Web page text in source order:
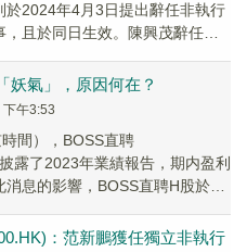
於2024年4月3日提出辭任非執行
且於同日生效。陳興茂辭任執
妖氣」，原因何在？
午3:53
間），BOSS直聘
露了2023年業績報告，期内盈利
息的影響，BOSS直聘H股於3
：范新鵬獲任獨立非執行